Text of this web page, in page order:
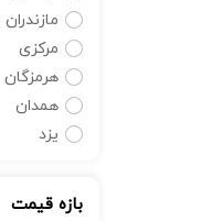
مازندران
مرکزی
هرمزگان
همدان
یزد
بازه قیمت